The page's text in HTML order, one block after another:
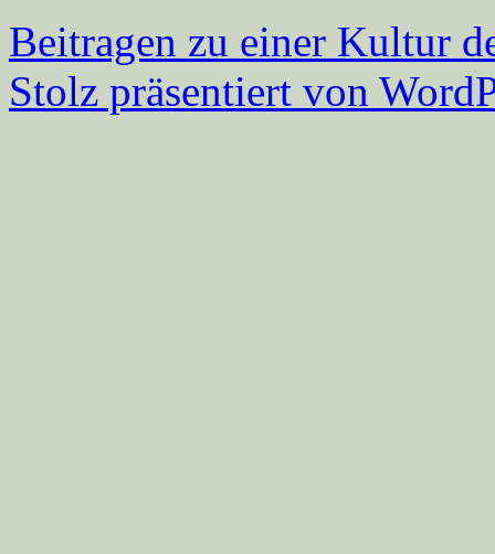
Beitragen zu einer Kultur
Stolz präsentiert von